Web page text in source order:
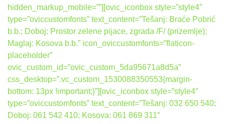
hidden_markup_mobile=””][ovic_iconbox style=”style4″
type=”oviccustomfonts” text_content=”Tešanj: Braće Pobrić
b.b.; Doboj: Prostor zelene pijace, zgrada /F/ (prizemlje);
Maglaj: Kosova b.b.” icon_oviccustomfonts=”flaticon-
placeholder”
ovic_custom_id=”ovic_custom_5da95671a8d5a”
css_desktop=”.vc_custom_1530088350553{margin-
bottom: 13px !important;}”][ovic_iconbox style=”style4″
type=”oviccustomfonts” text_content=”Tešanj: 032 650 540;
Doboj: 061 542 410; Kosova: 061 869 311″